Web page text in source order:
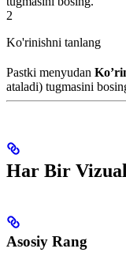
2
Ko'rinishni tanlang
Pastki menyudan
ataladi) tugmasini
Har Bir
Asosiy Rang